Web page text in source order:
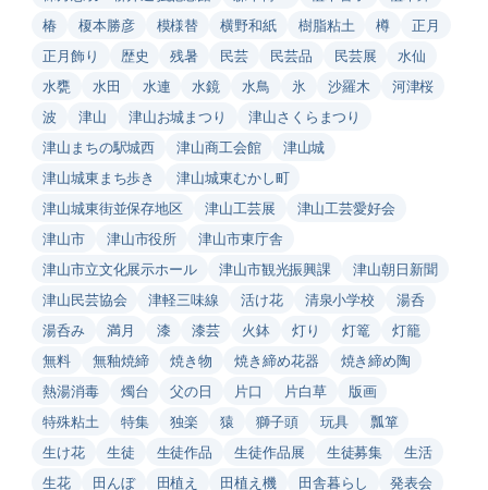
椿
榎本勝彦 模様替 横野和紙 樹脂粘土 樽
正月
正月飾り
歴史 残暑 民芸 民芸品 民芸展
水仙
水甕
水田 水連 水鏡 水鳥 氷 沙羅木
河津桜
波
津山 津山お城まつり
津山さくらまつり
津山まちの駅城西
津山商工会館
津山城
津山城東まち歩き
津山城東むかし町
津山城東街並保存地区
津山工芸展
津山工芸愛好会
津山市
津山市役所
津山市東庁舎
津山市立文化展示ホール
津山市観光振興課
津山朝日新聞
津山民芸協会
津軽三味線 活け花 清泉小学校
湯呑
湯呑み
満月 漆 漆芸 火鉢 灯り 灯篭
灯籠
無料
無釉焼締 焼き物 焼き締め花器
焼き締め陶
熱湯消毒
燭台 父の日 片口 片白草
版画
特殊粘土
特集 独楽 猿 獅子頭 玩具
瓢箪
生け花
生徒 生徒作品 生徒作品展 生徒募集
生活
生花
田んぼ 田植え 田植え機 田舎暮らし
発表会